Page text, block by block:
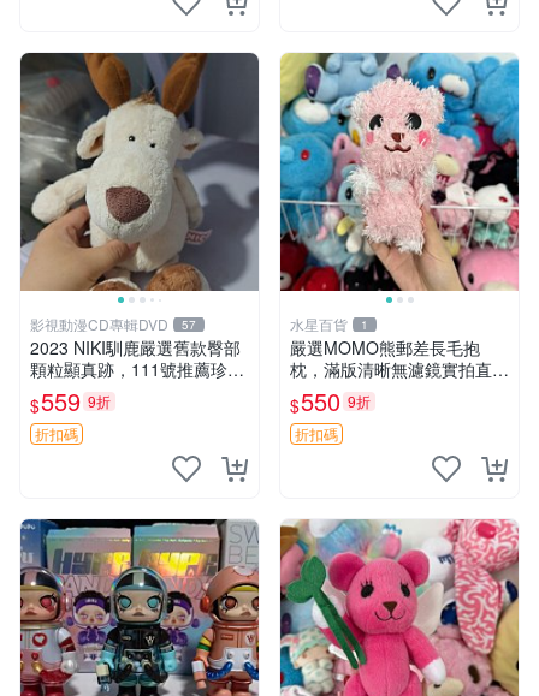
影視動漫CD專輯DVD 57
2023 NIKI馴鹿嚴選舊款臀部
顆粒顯真跡，111號推薦珍藏
品 馴鹿 舊款 尾巴顆粒
$559 9折
折扣碼
水星百貨 1
嚴選MOMO熊郵差長毛抱
枕，滿版清晰無濾鏡實拍直
銷。每周新品到貨，不容錯
過！ 郵差熊 長毛 抱枕
$550 9折
折扣碼